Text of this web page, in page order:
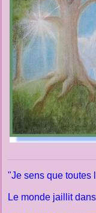
"Je sens que toutes
Le monde jaillit